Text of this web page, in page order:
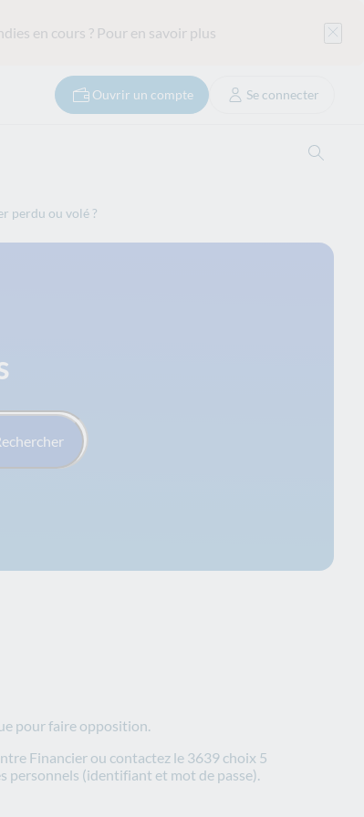
en cours ? Pour en savoir plus
Ouvrir un compte Se connecter
perdu ou volé ?
pour faire opposition.
Financier ou contactez le 3639 choix 5
personnels (identifiant et mot de passe).